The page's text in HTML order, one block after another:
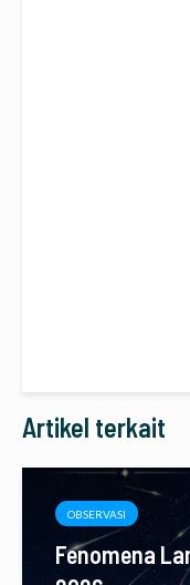
Artikel terkait
OBSERVASI
Fenomena